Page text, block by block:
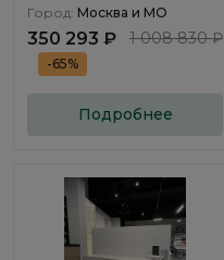
Город: Москва и МО
350 293 ₽ 1 008 830 ₽
-65%
Подробнее